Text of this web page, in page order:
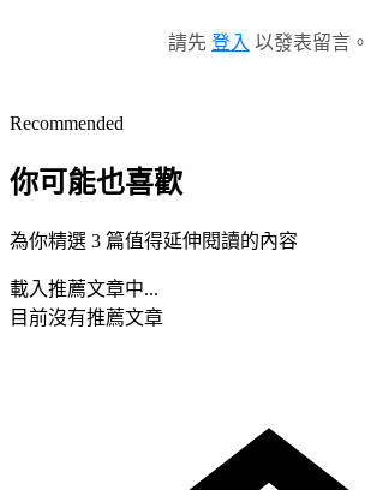
請先 登入 以發表留言。
Recommended
你可能也喜歡
為你精選 3 篇值得延伸閱讀的內容
載入推薦文章中...
目前沒有推薦文章